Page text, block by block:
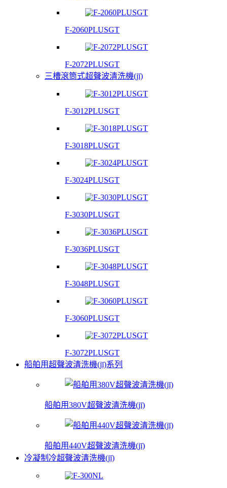
F-2060PLUSGT
F-2072PLUSGT
三槽滾筒式超聲波清洗機(jī)
F-3012PLUSGT
F-3018PLUSGT
F-3024PLUSGT
F-3030PLUSGT
F-3036PLUSGT
F-3048PLUSGT
F-3060PLUSGT
F-3072PLUSGT
船舶用超聲波清洗機(jī)系列
船舶用380V超聲波清洗機(jī)
船舶用440V超聲波清洗機(jī)
冷凝制冷超聲波清洗機(jī)